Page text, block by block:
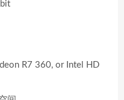
R7 360, or Intel HD